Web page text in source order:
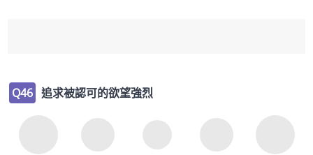
Q46 追求被認可的欲望強烈